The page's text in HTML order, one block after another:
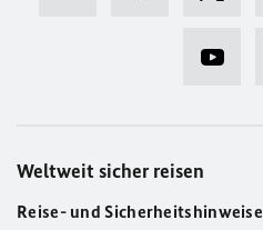
Weltweit sicher reisen
Reise- und Sicherheitshinweise